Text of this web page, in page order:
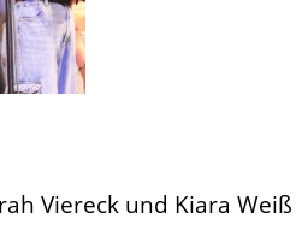
Viereck und Kiara